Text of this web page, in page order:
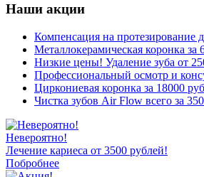
Наши акции
Компенсация на протезирование
Металлокерамическая коронка за
Низкие цены! Удаление зуба от
Профессиональный осмотр и
Циркониевая коронка за 18000
Чистка зубов Air Flow всего за
Невероятно!
Лечение кариеса от 3500 рублей!
Побробнее